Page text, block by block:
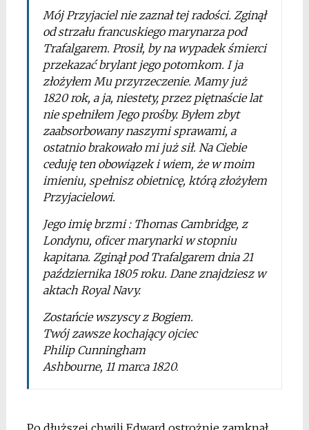
Mój Przyjaciel nie zaznał tej radości. Zginął
od strzału francuskiego marynarza pod
Trafalgarem. Prosił, by na wypadek śmierci
przekazać brylant jego potomkom. I ja
złożyłem Mu przyrzeczenie. Mamy już
1820 rok, a ja, niestety, przez piętnaście lat
nie spełniłem Jego prośby. Byłem zbyt
zaabsorbowany naszymi sprawami, a
ostatnio brakowało mi już sił. Na Ciebie
ceduję ten obowiązek i wiem, że w moim
imieniu, spełnisz obietnicę, którą złożyłem
Przyjacielowi.
Jego imię brzmi : Thomas Cambridge, z
Londynu, oficer marynarki w stopniu
kapitana. Zginął pod Trafalgarem dnia 21
października 1805 roku. Dane znajdziesz w
aktach Royal Navy.
Zostańcie wszyscy z Bogiem.
Twój zawsze kochający ojciec
Philip Cunningham
Ashbourne, 11 marca 1820.